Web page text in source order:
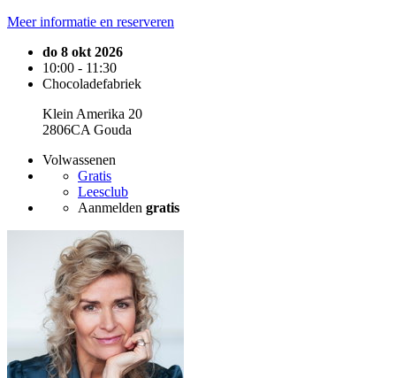
Meer informatie en reserveren
do 8 okt 2026
10:00 - 11:30
Chocoladefabriek
Klein Amerika 20
2806CA Gouda
Volwassenen
Gratis
Leesclub
Aanmelden gratis